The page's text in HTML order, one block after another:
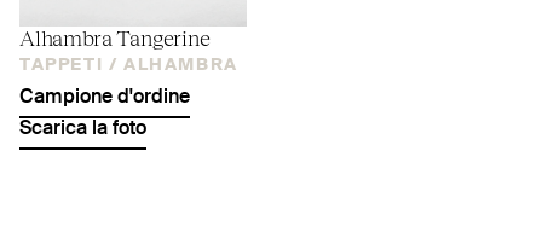
Alhambra Tangerine
TAPPETI / ALHAMBRA
Campione d'ordine
Scarica la foto